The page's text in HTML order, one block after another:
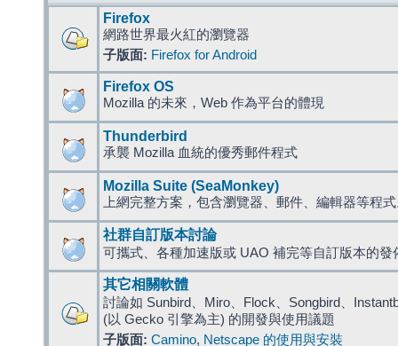
Firefox
網路世界最火紅的瀏覽器
子版面: Firefox for Android
Firefox OS
Mozilla 的未來，Web 作為平台的體現
Thunderbird
承襲 Mozilla 血統的優秀郵件程式
Mozilla Suite (SeaMonkey)
上網完整方案，包含瀏覽器、郵件、編輯器等程
社群自訂版本討論
可攜式、各種加速版或 UAO 補完等自訂版本的發
其它相關軟體
討論如 Sunbird、Miro、Flock、Songbird、
(以 Gecko 引擎為主) 的開發與使用議題
子版面: Camino, Netscape 的使用與安裝